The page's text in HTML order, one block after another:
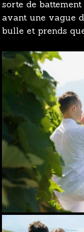
sorte de
avant une vague
bulle et prends